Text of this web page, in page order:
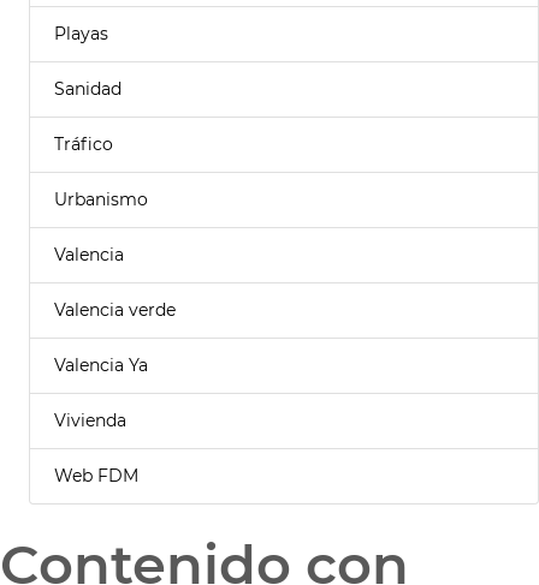
Playas
Sanidad
Tráfico
Urbanismo
Valencia
Valencia verde
Valencia Ya
Vivienda
Web FDM
Contenido con